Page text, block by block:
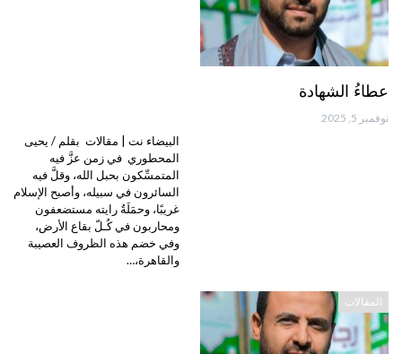
عطاءُ الشهادة
نوفمبر 5, 2025
البيضاء نت | مقالات بقلم / يحيى
المحطوري في زمن عزَّ فيه
المتمسِّكون بحبل الله، وقلَّ فيه
السائرون في سبيله، وأصبح الإسلام
غريبًا، وحمَلَةُ رايته مستضعفون
ومحاربون في كُـلّ بقاع الأرض،
وفي خضم هذه الظروف العصيبة
والقاهرة،…
المقالات